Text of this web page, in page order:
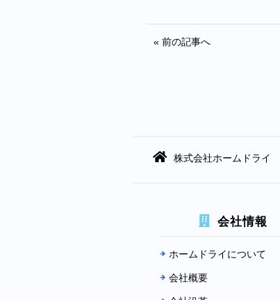
« 前の記事へ
株式会社ホームドライ
会社情報
ホームドライについて
会社概要